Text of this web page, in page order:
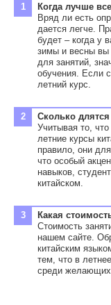
Когда лучше
Вряд ли есть
дается легче.
будет – когда у
зимы и весны вы
для занятий,
обучения. Если
летний курс.
Сколько
Учитывая то, что
летние курсы
правило, они
что особый
навыков,
китайском.
Какая
Стоимость
нашем сайте.
китайским
тем, что в
среди желающих